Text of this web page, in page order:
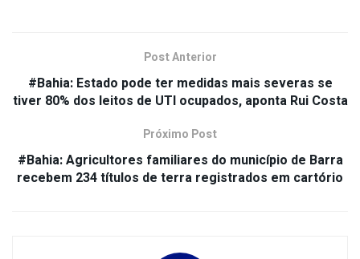
Post Anterior
#Bahia: Estado pode ter medidas mais severas se
tiver 80% dos leitos de UTI ocupados, aponta Rui Costa
Próximo Post
#Bahia: Agricultores familiares do município de Barra
recebem 234 títulos de terra registrados em cartório